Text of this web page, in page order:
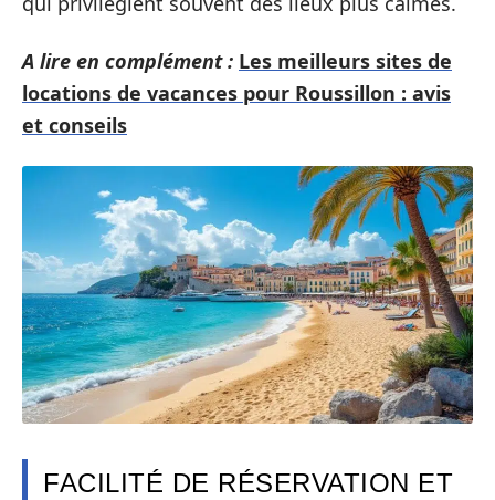
A lire en complément : Les meilleurs sites de
locations de vacances pour Roussillon : avis
et conseils
FACILITÉ DE RÉSERVATION ET